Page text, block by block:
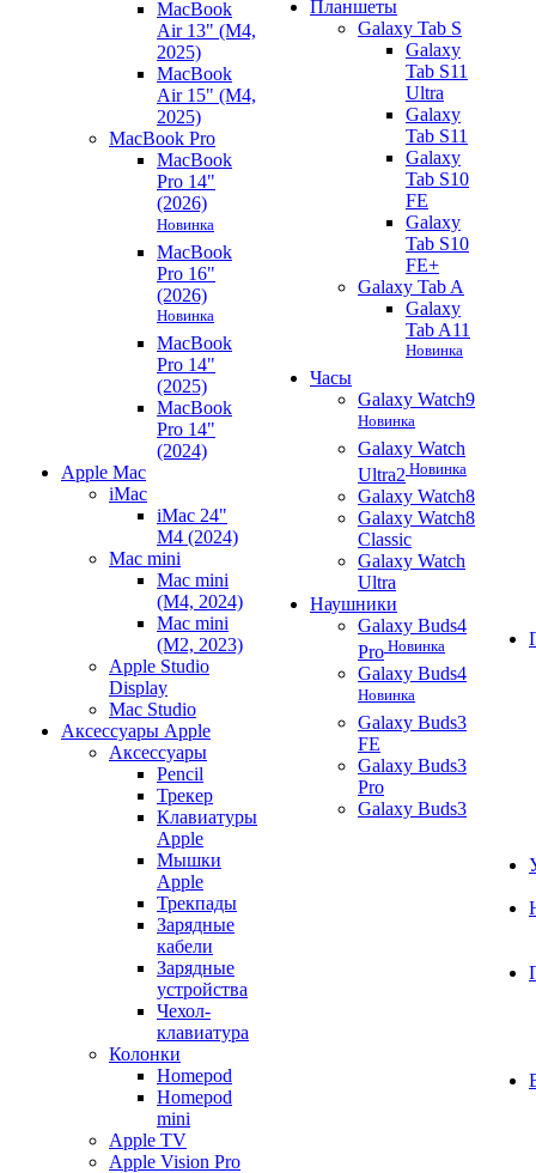
MacBook
Air 13" (M4,
2025)
MacBook
Air 15" (M4,
2025)
MacBook Pro
MacBook
Pro 14"
(2026)
Новинка
MacBook
Pro 16"
(2026)
Новинка
MacBook
Pro 14"
(2025)
MacBook
Pro 14"
(2024)
Apple Mac
iMac
iMac 24"
M4 (2024)
Mac mini
Mac mini
(M4, 2024)
Mac mini
(M2, 2023)
Apple Studio
Display
Mac Studio
Аксессуары Apple
Аксессуары
Pencil
Трекер
Клавиатуры
Apple
Мышки
Apple
Трекпады
Зарядные
кабели
Зарядные
устройства
Чехол-
клавиатура
Колонки
Homepod
Homepod
mini
Apple TV
Apple Vision Pro
Планшеты
Galaxy Tab S
Galaxy
Tab S11
Ultra
Galaxy
Tab S11
Galaxy
Tab S10
FE
Galaxy
Tab S10
FE+
Galaxy Tab A
Galaxy
Tab A11
Новинка
Часы
Galaxy Watch9
Новинка
Galaxy Watch
Ultra2 Новинка
Galaxy Watch8
Galaxy Watch8
Classic
Galaxy Watch
Ultra
Наушники
Galaxy Buds4
Pro Новинка
Galaxy Buds4
Новинка
Galaxy Buds3
FE
Galaxy Buds3
Pro
Galaxy Buds3